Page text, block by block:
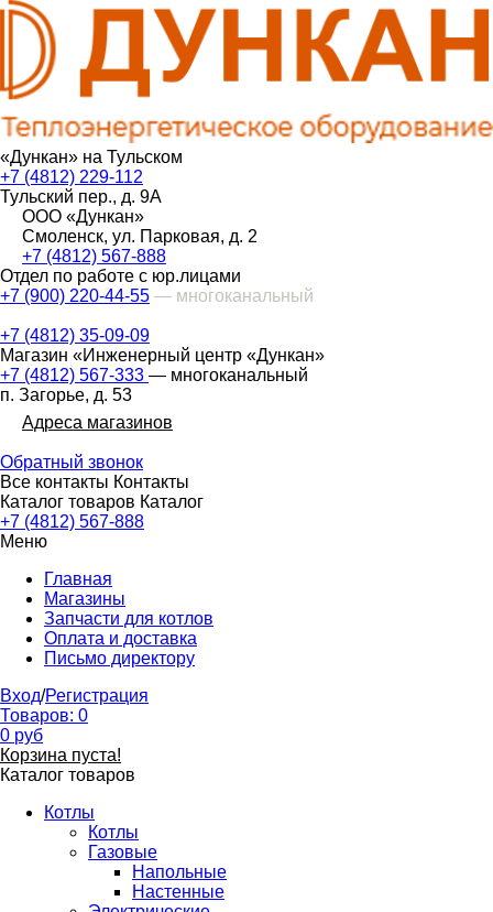
«Дункан» на Тульском
+7 (4812) 229-112
Тульский пер., д. 9А
ООО «Дункан»
Смоленск, ул. Парковая, д. 2
+7 (4812) 567-888
Отдел по работе с юр.лицами
+7 (900) 220-44-55 — многоканальный
+7 (4812) 35-09-09
Магазин «Инженерный центр «Дункан»
+7 (4812) 567-333 — многоканальный
п. Загорье, д. 53
Адреса магазинов
Обратный звонок
Все контакты Контакты
Каталог товаров Каталог
+7 (4812) 567-888
Меню
Главная
Магазины
Запчасти для котлов
Оплата и доставка
Письмо директору
Вход/Регистрация
Товаров: 0
0 руб
Корзина пуста!
Каталог товаров
Котлы
Котлы
Газовые
Напольные
Настенные